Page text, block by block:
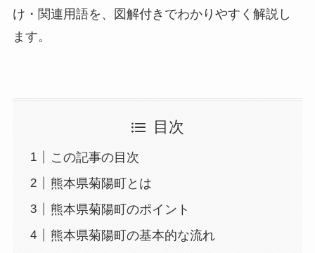
け・関連用語を、図解付きでわかりやすく解説し
ます。
目次
この記事の目次
熊本県菊陽町とは
熊本県菊陽町のポイント
熊本県菊陽町の基本的な流れ